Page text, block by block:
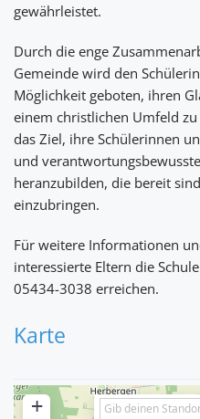
gewährleistet.
Durch die enge
Gemeinde wird den
Möglichkeit geboten, ihren
einem christlichen Umfeld
das Ziel, ihre Schülerinnen
und
heranzubilden, die bereit
einzubringen.
Für weitere Informationen
interessierte Eltern die
05434-3038 erreichen.
Karte
+